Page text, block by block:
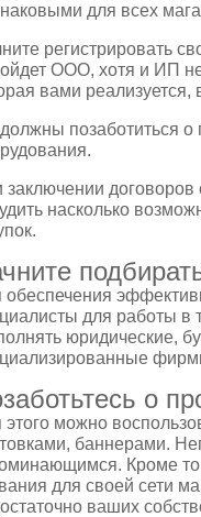
для всех
регистрировать
ООО, хотя и ИП
вами
позаботиться о
заключении
насколько
обеспечения
для работы в
юридические,
о
этого можно
баннерами.
Кроме
для своей сети
ваших